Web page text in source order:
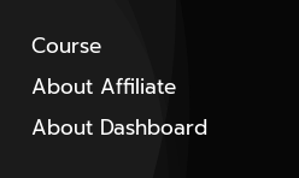
Course
About Affiliate
About Dashboard